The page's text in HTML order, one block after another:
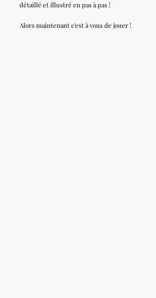
détaillé et illustré en pas à pas !
Alors maintenant c'est à vous de jouer !